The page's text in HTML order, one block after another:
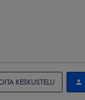
KESKUSTELU